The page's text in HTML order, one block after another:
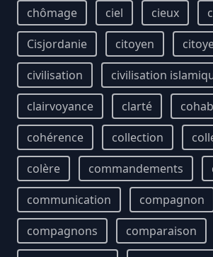
chômage
ciel cieux
Cisjordanie
citoyen
civilisation
civilisation
clairvoyance
clarté
cohérence
collection
colère
commandements
communication
compagnon
compagnons
comparaison